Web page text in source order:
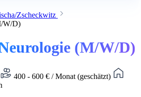
Zscheckwitz
W/D)
(M/W/D)
400 - 600 € / Monat (geschätzt)